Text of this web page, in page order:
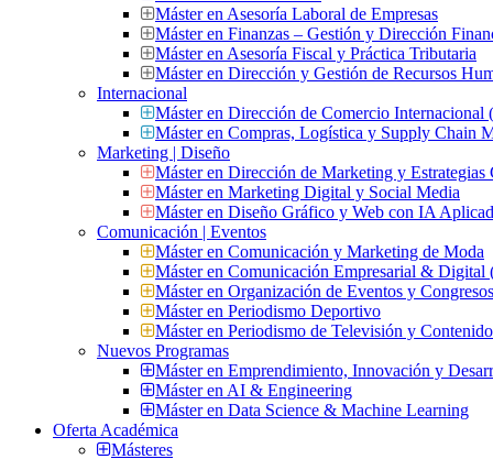
Máster en Asesoría Laboral de Empresas
Máster en Finanzas – Gestión y Dirección
Máster en Asesoría Fiscal y Práctica Tributaria
Máster en Dirección y Gestión de Recursos
Internacional
Máster en Dirección de Comercio
Máster en Compras, Logística y Supply Chain
Marketing | Diseño
Máster en Dirección de Marketing y Estrategias
Máster en Marketing Digital y Social Media
Máster en Diseño Gráfico y Web con IA
Comunicación | Eventos
Máster en Comunicación y Marketing de Moda
Máster en Comunicación Empresarial &
Máster en Organización de Eventos y
Máster en Periodismo Deportivo
Máster en Periodismo de Televisión y
Nuevos Programas
Máster en Emprendimiento, Innovación y
Máster en AI & Engineering
Máster en Data Science & Machine Learning
Oferta Académica
Másteres